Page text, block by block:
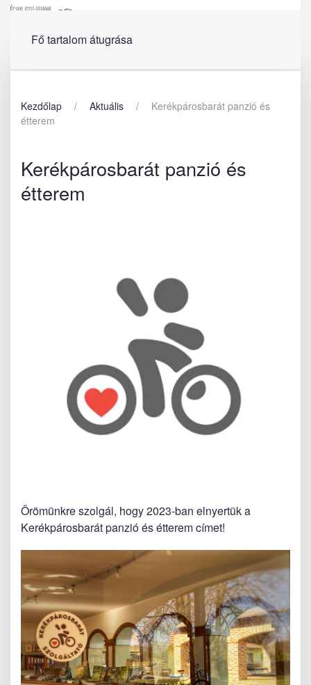
Fő tartalom átugrása
Kezdőlap Aktuális
Kerékpárosbarát panzió és
étterem
Kerékpárosbarát panzió és
étterem
Örömünkre szolgál, hogy 2023-ban elnyertük a
Kerékpárosbarát panzió és étterem címet!